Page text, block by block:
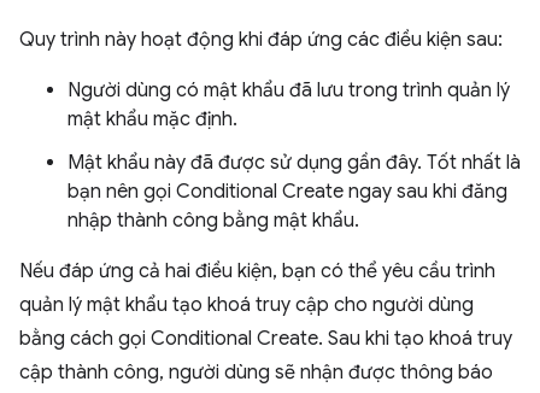
Quy trình này hoạt động khi đáp ứng các điều kiện sau:
Người dùng có mật khẩu đã lưu trong trình quản lý
mật khẩu mặc định.
Mật khẩu này đã được sử dụng gần đây. Tốt nhất là
bạn nên gọi Conditional Create ngay sau khi đăng
nhập thành công bằng mật khẩu.
Nếu đáp ứng cả hai điều kiện, bạn có thể yêu cầu trình
quản lý mật khẩu tạo khoá truy cập cho người dùng
bằng cách gọi Conditional Create. Sau khi tạo khoá truy
cập thành công, người dùng sẽ nhận được thông báo